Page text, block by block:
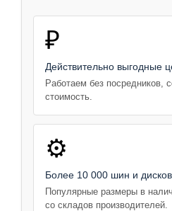
₽
Действительно выгодные
Работаем без посредников,
стоимость.
⚙️
Более 10 000 шин и дисков
Популярные размеры в
со складов производителей.